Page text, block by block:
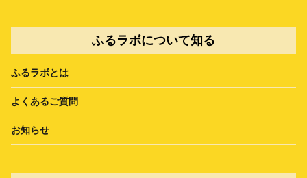
ふるラボについて知る
ふるラボとは
よくあるご質問
お知らせ